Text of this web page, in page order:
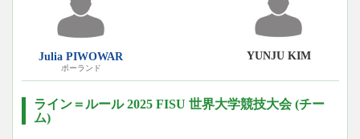
Julia PIWOWAR
ポーランド
YUNJU KIM
ライン＝ルール 2025 FISU 世界大学競技大会 (チー
ム)